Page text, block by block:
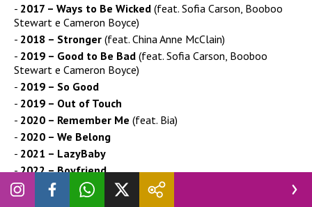
2017 – Ways to Be Wicked (feat. Sofia Carson, Booboo
Stewart e Cameron Boyce)
2018 – Stronger (feat. China Anne McClain)
2019 – Good to Be Bad (feat. Sofia Carson, Booboo
Stewart e Cameron Boyce)
2019 – So Good
2019 – Out of Touch
2020 – Remember Me (feat. Bia)
2020 – We Belong
2021 – LazyBaby
2022 – Boyfriend
2022 – Breakfast